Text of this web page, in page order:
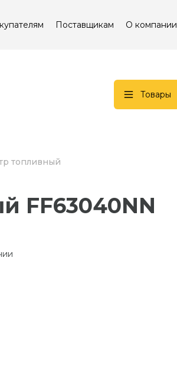
Поставщикам О компании
Товары
топливный
FF63040NN